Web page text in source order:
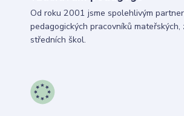
Od roku 2001 jsme spolehlivým
pedagogických pracovníků mateřských,
středních škol.